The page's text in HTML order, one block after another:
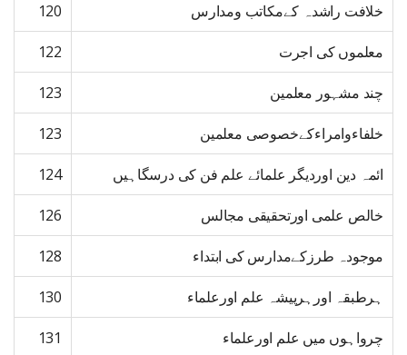
خلافت راشدہ کےمکاتب ومدارس 120
معلموں کی اجرت 122
چند مشہور معلمین 123
خلفاءوامراءکےخصوصی معلمین 123
ائمہ دین اوردیگر علمائے علم فن کی درسگاہیں 124
خالص علمی اورتحقیقی مجالس 126
موجودہ طرزکےمدارس کی ابتداء 128
ہرطبقہ اورہرپیشہ علم اورعلماء 130
چرواہوں میں علم اورعلماء 131